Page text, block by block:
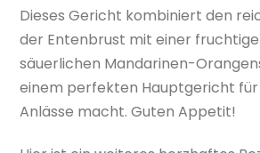
Dieses Gericht kombiniert den
der Entenbrust mit einer
säuerlichen Mandarinen-
einem perfekten Hauptgericht
Anlässe macht. Guten Appetit!